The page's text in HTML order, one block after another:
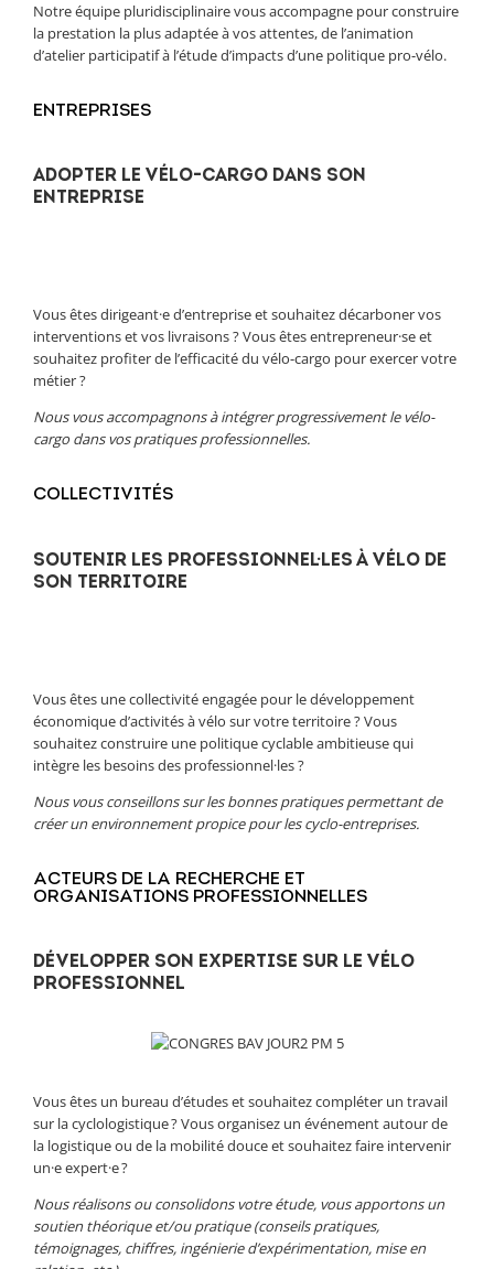
Notre équipe pluridisciplinaire vous accompagne pour construire
la prestation la plus adaptée à vos attentes, de l’animation
d’atelier participatif à l’étude d’impacts d’une politique pro-vélo.
ENTREPRISES
ADOPTER LE VÉLO-CARGO DANS SON
ENTREPRISE
Vous êtes dirigeant·e d’entreprise et souhaitez décarboner vos
interventions et vos livraisons ? ​Vous êtes entrepreneur·se et
souhaitez profiter de l’efficacité du vélo-cargo pour exercer votre
métier ?
Nous vous accompagnons à intégrer progressivement le vélo-
cargo dans vos pratiques professionnelles.
COLLECTIVITÉS
SOUTENIR LES PROFESSIONNEL·LES À VÉLO DE
SON TERRITOIRE
Vous êtes une collectivité engagée pour le développement
économique d’activités à vélo sur votre territoire ? Vous
souhaitez construire une politique cyclable ambitieuse qui
intègre les besoins des professionnel·les ?​
Nous vous conseillons sur les bonnes pratiques permettant de
créer un environnement propice pour les cyclo-entreprises.
ACTEURS DE LA RECHERCHE ET
ORGANISATIONS PROFESSIONNELLES
DÉVELOPPER SON EXPERTISE SUR LE VÉLO
PROFESSIONNEL
Vous êtes un bureau d’études et souhaitez compléter un travail
sur la cyclologistique ? Vous organisez un événement autour de
la logistique ou de la mobilité douce et souhaitez faire intervenir
un·e expert·e ?
Nous réalisons ou consolidons votre étude, vous apportons un
soutien théorique et/ou pratique (conseils pratiques,
témoignages, chiffres, ingénierie d’expérimentation, mise en